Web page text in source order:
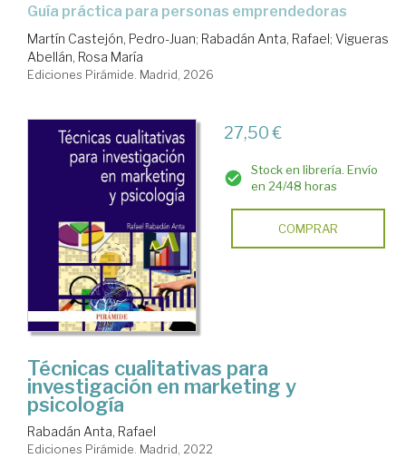
Guía práctica para personas emprendedoras
Martín Castejón, Pedro-Juan; Rabadán Anta, Rafael; Vigueras
Abellán, Rosa María
Ediciones Pirámide. Madrid, 2026
27,50 €
Stock en librería. Envío
en 24/48 horas
COMPRAR
Técnicas cualitativas para
investigación en marketing y
psicología
Rabadán Anta, Rafael
Ediciones Pirámide. Madrid, 2022